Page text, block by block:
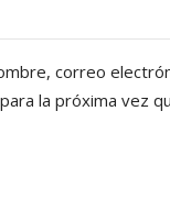
correo
la próxima vez